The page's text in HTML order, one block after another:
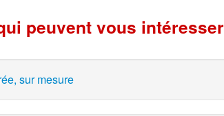
peuvent vous intéresser
sur mesure